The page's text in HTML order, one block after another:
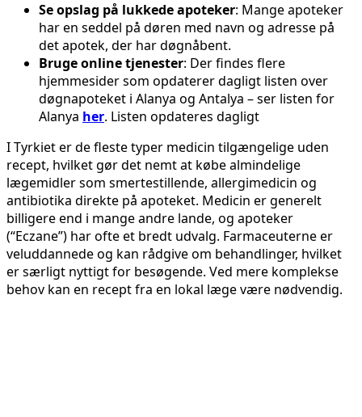
Se opslag på lukkede apoteker: Mange apoteker
har en seddel på døren med navn og adresse på
det apotek, der har døgnåbent.
Bruge online tjenester: Der findes flere
hjemmesider som opdaterer dagligt listen over
døgnapoteket i Alanya og Antalya – ser listen for
Alanya her. Listen opdateres dagligt
I Tyrkiet er de fleste typer medicin tilgængelige uden
recept, hvilket gør det nemt at købe almindelige
lægemidler som smertestillende, allergimedicin og
antibiotika direkte på apoteket. Medicin er generelt
billigere end i mange andre lande, og apoteker
(“Eczane”) har ofte et bredt udvalg. Farmaceuterne er
veluddannede og kan rådgive om behandlinger, hvilket
er særligt nyttigt for besøgende. Ved mere komplekse
behov kan en recept fra en lokal læge være nødvendig.